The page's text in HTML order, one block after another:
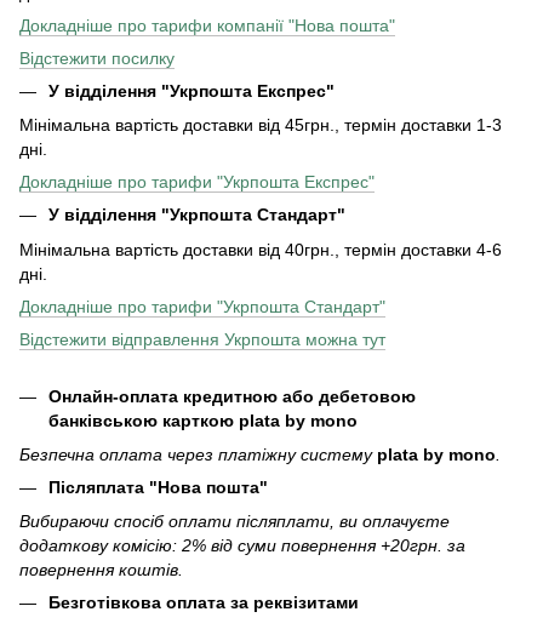
Докладніше про тарифи компанії "Нова пошта"
Відстежити посилку
У відділення "Укрпошта Експрес"
Мінімальна вартість доставки від 45грн., термін доставки 1-3
дні.
Докладніше про тарифи "Укрпошта Експрес"
У відділення "Укрпошта Стандарт"
Мінімальна вартість доставки від 40грн., термін доставки 4-6
дні.
Докладніше про тарифи "Укрпошта Стандарт"
Відстежити відправлення Укрпошта можна тут
Онлайн-оплата кредитною або дебетовою
банківською карткою plata by mono
Безпечна оплата через платіжну систему plata by mono
Післяплата "Нова пошта"
Вибираючи спосіб оплати післяплати, ви оплачуєте
додаткову комісію: 2% від суми повернення +20грн. за
повернення коштів.
Безготівкова оплата за реквізитами